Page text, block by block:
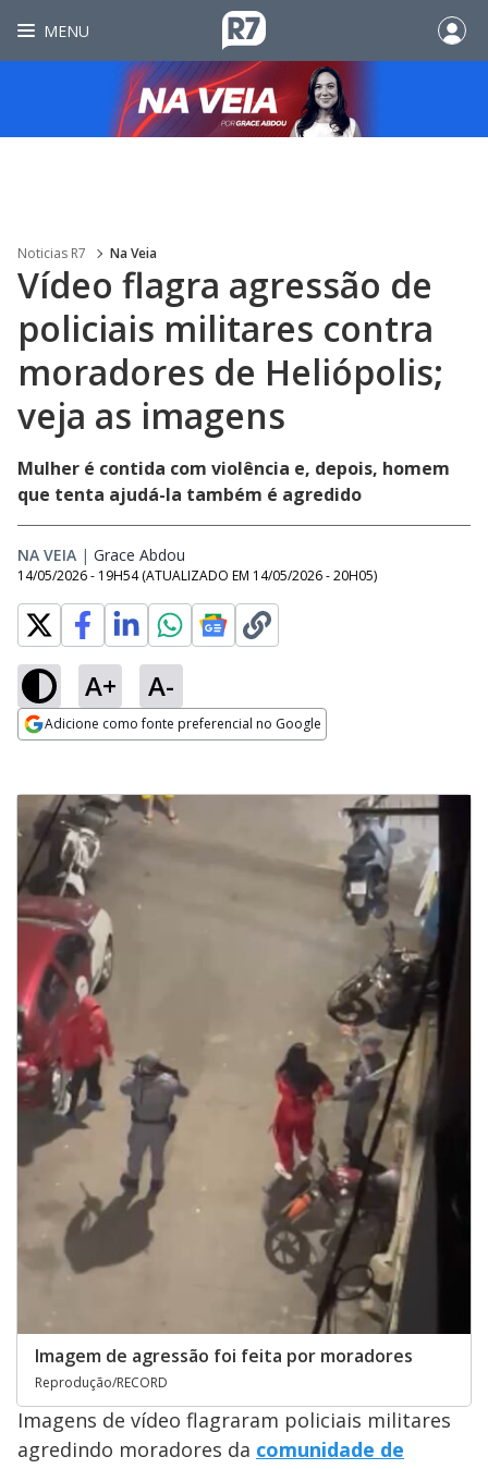
MENU
Noticias R7 Na Veia
Vídeo flagra agressão de
policiais militares contra
moradores de Heliópolis;
veja as imagens
Mulher é contida com violência e, depois, homem
que tenta ajudá-la também é agredido
NA VEIA | Grace Abdou
14/05/2026 - 19H54 (ATUALIZADO EM 14/05/2026 - 20H05)
A+ A-
Adicione como fonte preferencial no Google
Imagem de agressão foi feita por moradores
Reprodução/RECORD
Imagens de vídeo flagraram policiais militares
agredindo moradores da comunidade de